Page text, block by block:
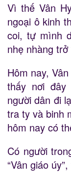
Vì thế Vân
ngoại ô kinh
coi, tự mình
nhẹ nhàng
Hôm nay,
thấy nơi đây
người dân đi
tra ty và binh
hôm nay có
Có người
“Vân giáo